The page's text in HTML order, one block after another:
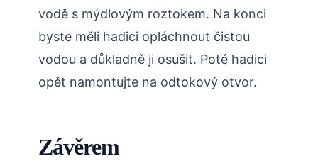
vodě s mýdlovým roztokem. Na konci
byste měli hadici opláchnout čistou
vodou a důkladně ji osušit. Poté hadici
opět namontujte na odtokový otvor.
Závěrem